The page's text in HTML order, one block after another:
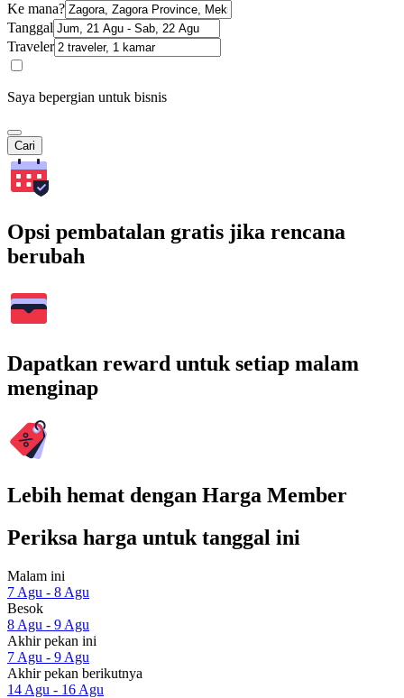
Ke mana?
Tanggal
Traveler
Saya bepergian untuk bisnis
Cari
Opsi pembatalan gratis jika rencana
berubah
Dapatkan reward untuk setiap malam
menginap
Lebih hemat dengan Harga Member
Periksa harga untuk tanggal ini
Malam ini
7 Agu - 8 Agu
Besok
8 Agu - 9 Agu
Akhir pekan ini
7 Agu - 9 Agu
Akhir pekan berikutnya
14 Agu - 16 Agu